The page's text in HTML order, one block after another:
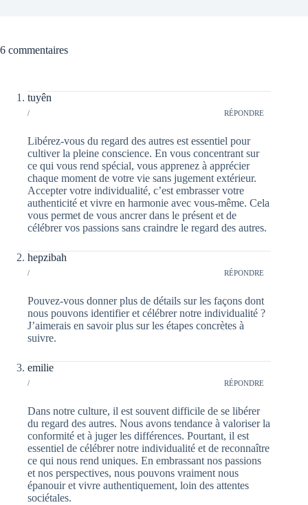
6 commentaires
tuyên
/ RÉPONDRE
Libérez-vous du regard des autres est essentiel pour
cultiver la pleine conscience. En vous concentrant sur
ce qui vous rend spécial, vous apprenez à apprécier
chaque moment de votre vie sans jugement extérieur.
Accepter votre individualité, c’est embrasser votre
authenticité et vivre en harmonie avec vous-même. Cela
vous permet de vous ancrer dans le présent et de
célébrer vos passions sans craindre le regard des autres.
hepzibah
/ RÉPONDRE
Pouvez-vous donner plus de détails sur les façons dont
nous pouvons identifier et célébrer notre individualité ?
J’aimerais en savoir plus sur les étapes concrètes à
suivre.
emilie
/ RÉPONDRE
Dans notre culture, il est souvent difficile de se libérer
du regard des autres. Nous avons tendance à valoriser la
conformité et à juger les différences. Pourtant, il est
essentiel de célébrer notre individualité et de reconnaître
ce qui nous rend uniques. En embrassant nos passions
et nos perspectives, nous pouvons vraiment nous
épanouir et vivre authentiquement, loin des attentes
sociétales.